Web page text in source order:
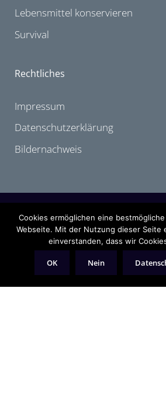
Lebensmittel konservieren
Survival
Rechtliches
Impressum
Datenschutzerklärung
Bildernachweis
Alle Angaben ohne Gewähr. Namentlich
Kommentare stellen nicht unbedingt die Meinung
Markennamen sind eingetragene
Die gelisteten Angebote sind keine
Cookies ermöglichen eine
Webseite. Mit der Nutzung dieser Seite
einverstanden, dass wir
OK Nein